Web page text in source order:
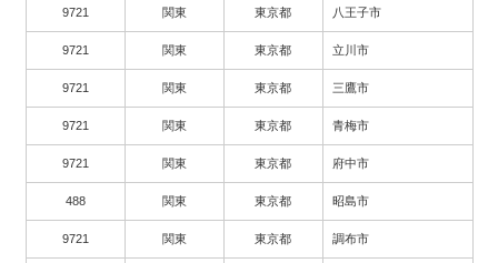
9721 関東 東京都 八王子市
9721 関東 東京都 立川市
9721 関東 東京都 三鷹市
9721 関東 東京都 青梅市
9721 関東 東京都 府中市
488 関東 東京都 昭島市
9721 関東 東京都 調布市